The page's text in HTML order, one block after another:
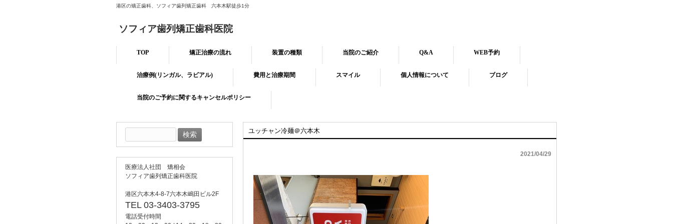
港区の矯正歯科、ソフィア歯列矯正歯科 六本木駅徒歩1分
ソフィア歯列矯正歯科医院
TOP 矯正治療の流れ 装置の種類 当院のご紹介 Q&A WEB予約
治療例(リンガル、ラビアル) 費用と治療期間 スマイル 個人情報について ブログ
当院のご予約に関するキャンセルポリシー
ユッチャン冷麺＠六本木
2021/04/29
索:
医療法人社団 矯相会
ソフィア歯列矯正歯科医院
港区六本木4-8-7六本木嶋田ビル2F
TEL 03-3403-3795
電話受付時間